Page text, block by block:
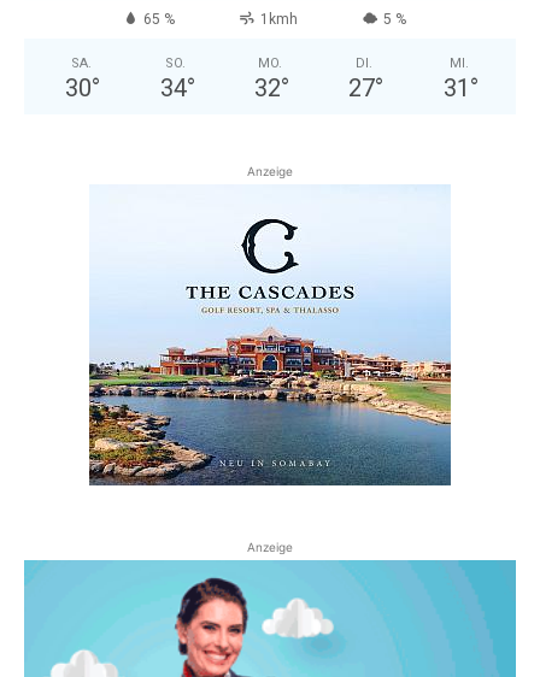
65 % 1kmh 5 %
SA.
30°
SO.
34°
MO.
32°
DI.
27°
MI.
31 °
Anzeige
Anzeige